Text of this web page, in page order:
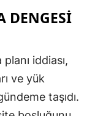
DENGESI
iddiası,
ve yük
taşıdı.